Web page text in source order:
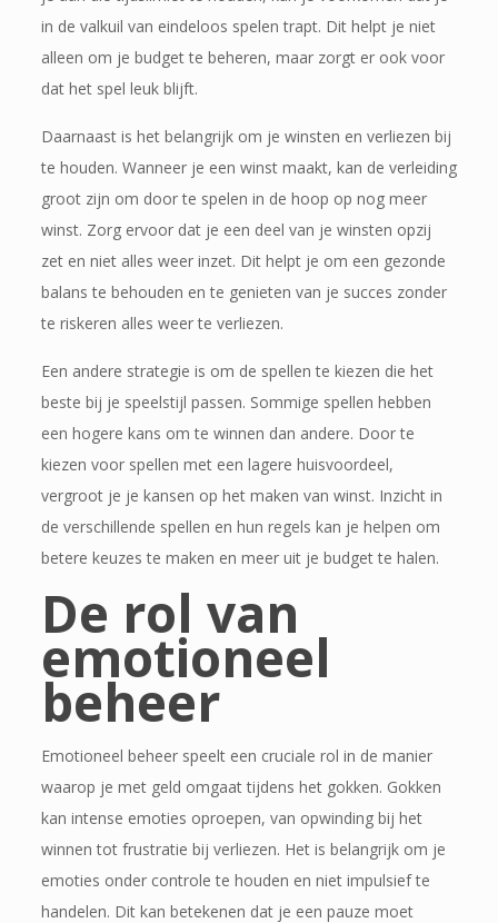
in de valkuil van eindeloos spelen trapt. Dit helpt je niet
alleen om je budget te beheren, maar zorgt er ook voor
dat het spel leuk blijft.
Daarnaast is het belangrijk om je winsten en verliezen bij
te houden. Wanneer je een winst maakt, kan de verleiding
groot zijn om door te spelen in de hoop op nog meer
winst. Zorg ervoor dat je een deel van je winsten opzij
zet en niet alles weer inzet. Dit helpt je om een gezonde
balans te behouden en te genieten van je succes zonder
te riskeren alles weer te verliezen.
Een andere strategie is om de spellen te kiezen die het
beste bij je speelstijl passen. Sommige spellen hebben
een hogere kans om te winnen dan andere. Door te
kiezen voor spellen met een lagere huisvoordeel,
vergroot je je kansen op het maken van winst. Inzicht in
de verschillende spellen en hun regels kan je helpen om
betere keuzes te maken en meer uit je budget te halen.
De rol van
emotioneel
beheer
Emotioneel beheer speelt een cruciale rol in de manier
waarop je met geld omgaat tijdens het gokken. Gokken
kan intense emoties oproepen, van opwinding bij het
winnen tot frustratie bij verliezen. Het is belangrijk om je
emoties onder controle te houden en niet impulsief te
handelen. Dit kan betekenen dat je een pauze moet